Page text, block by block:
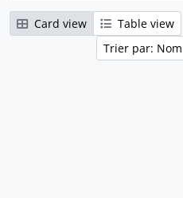
Card view
Table view
Trier par: Nom